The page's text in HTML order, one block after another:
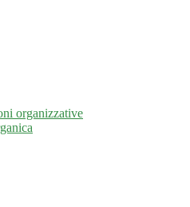
organizzative